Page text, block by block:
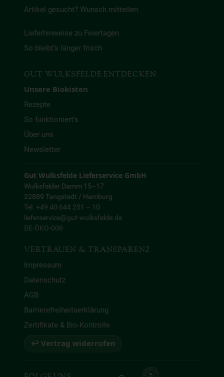
Artikel gesucht? Wunsch mitteilen
Lieferhinweise zu Feiertagen
So bleibt’s länger frisch
GUT WULKSFELDE ENTDECKEN
Unsere Biokisten
Rezepte
So funktioniert’s
Über uns
Newsletter
Gut Wulksfelde Lieferservice GmbH
Wulksfelder Damm 15–17
22889 Tangstedt / Hamburg
Tel. +49 40 644 251 – 10
lieferservice@gut-wulksfelde.de
DE-ÖKO-006
VERTRAUEN & TRANSPARENZ
Impressum
Datenschutz
AGB
Barrierefreiheitserklärung
Zertifikate & Bio-Kontrolle
↩ Vertrag widerrufen